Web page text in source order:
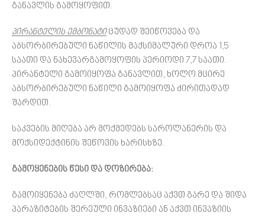
განავლის გამოყოფით.
პირანტელის ემბონატიცუდად შეიწოვება და
აბსორბირებული ნაწილის მაქსიმალური დროა 1,5
საათი და ნახევარგამოყოფის პერიოდი 7,7 საათი.
პირანტელი გამოიყოფა განავლით, ხოლო მცირე
აბსორბირებული ნაწილი გამოიყოფა ძირითადად
შარდით.
საკვების მიღება არ მოქმედებს საროლანერის და
მოქსიდექტინის შეწოვის ხარისხზე.
გამოყენების წესი და დოზირება:
გამოიყენება ძაღლში, რომლებსაც აქვთ გარე და შიდა
პარაზიტების შერეული ინვაზიები ან აქვთ ინვაზიის